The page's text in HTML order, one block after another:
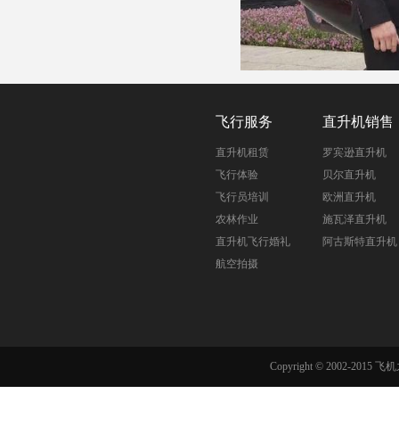
飞行服务
直升机租赁
飞行体验
飞行员培训
农林作业
直升机飞行婚礼
航空拍摄
直升机销售
罗宾逊直升机
贝尔直升机
欧洲直升机
施瓦泽直升机
阿古斯特直升机
Copyright © 2002-2015 飞